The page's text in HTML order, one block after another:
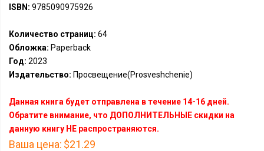
ISBN: 9785090975926
Количество страниц: 64
Обложка: Paperback
Год: 2023
Издательство: Просвещение(Prosveshchenie)
Данная книга будет отправлена в течение 14-16 дней.
Обратите внимание, что ДОПОЛНИТЕЛЬНЫЕ скидки на
данную книгу НЕ распространяются.
Ваша цена: $21.29